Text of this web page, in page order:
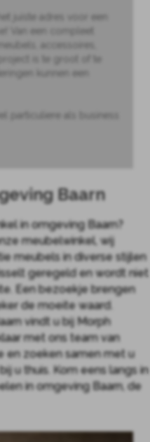
juiste adres voor een
Van een compleet
accessoires,
is te groot of te
kunnen een
particuliere als business
Baarn
in omgeving Baarn?
meubelwinkel, wij
meubels in diverse stijlen
geregeld en wordt niet
Een bezoekje brengen
de moeite waard.
vindt u bij Morph
met ons team van
en zoeken samen met u
u thuis. Kom eens langs in
in omgeving Baarn, de